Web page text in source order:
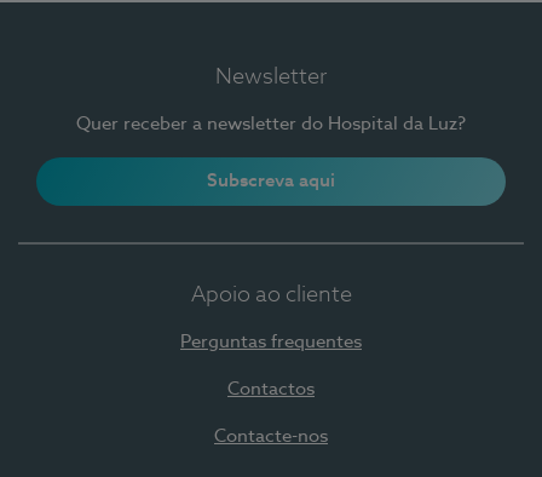
Newsletter
Quer receber a newsletter do Hospital da Luz?
Subscreva aqui
Apoio ao cliente
Perguntas frequentes
Contactos
Contacte-nos